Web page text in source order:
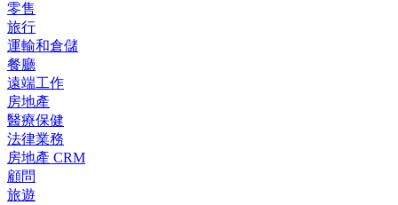
零售
旅行
運輸和倉儲
餐廳
遠端工作
房地產
醫療保健
法律業務
房地產 CRM
顧問
旅遊